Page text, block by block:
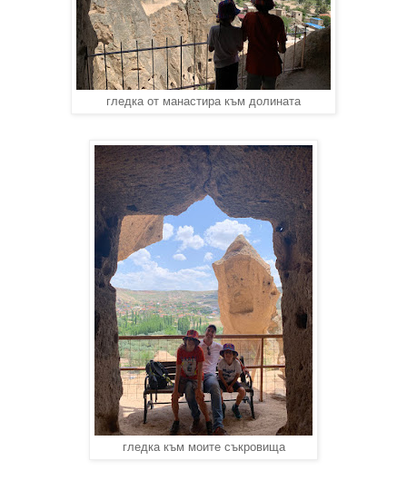
гледка от манастира към долината
гледка към моите съкровища